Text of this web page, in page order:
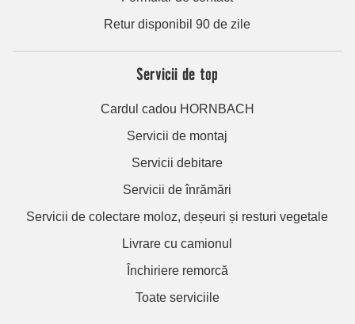
Retur disponibil 90 de zile
Servicii de top
Cardul cadou HORNBACH
Servicii de montaj
Servicii debitare
Servicii de înrămări
Servicii de colectare moloz, deșeuri și resturi vegetale
Livrare cu camionul
Închiriere remorcă
Toate serviciile